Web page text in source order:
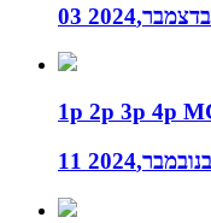
03 בדצמבר,2024
1p 2p 3p 4p
11 בנובמבר,2024